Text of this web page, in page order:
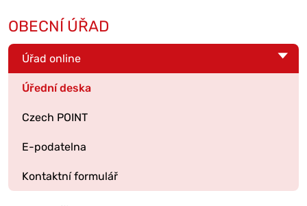
OBECNÍ ÚŘAD
Úřad online
Úřední deska
Czech POINT
E-podatelna
Kontaktní formulář